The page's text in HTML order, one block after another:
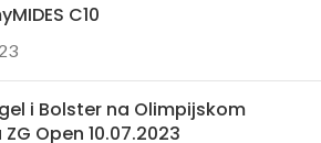
C10
i Bolster na Olimpijskom
Open 10.07.2023